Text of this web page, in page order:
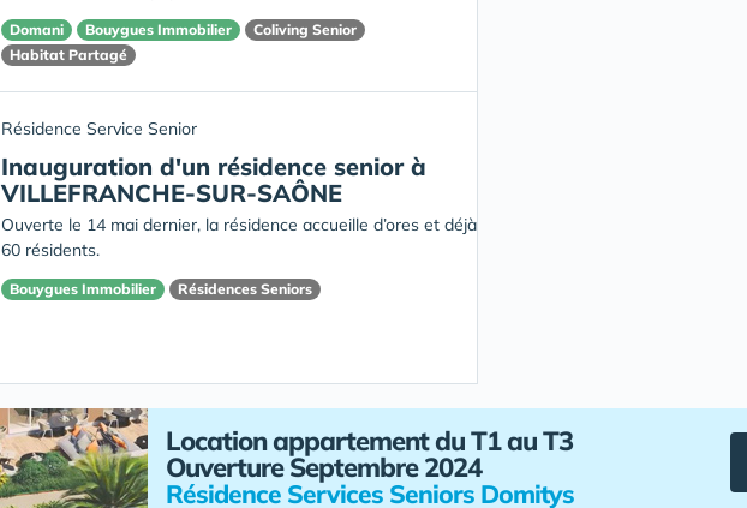
Domani Bouygues Immobilier
Coliving Senior
Habitat Partagé
Résidence Service Senior
Inauguration d'un résidence senior à
VILLEFRANCHE-SUR-SAÔNE
Ouverte le 14 mai dernier, la résidence accueille d’ores et déjà
60 résidents.
Bouygues Immobilier Résidences Seniors
Location appartement du T1 au T3
Ouverture Septembre 2024
Résidence Services Seniors Domitys